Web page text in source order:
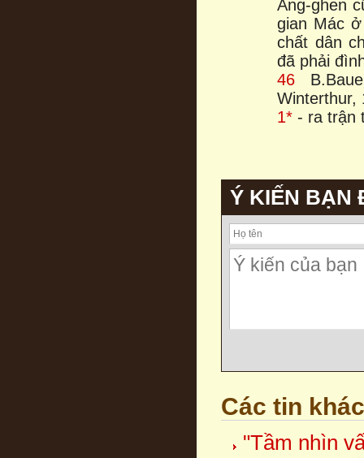
Ăng-ghen
gian Mác
chất dân
đã phải
46
Winterthur,
1* - ra trận
Ý KIẾN BẠN
Các tin khác
"Tầm nhìn